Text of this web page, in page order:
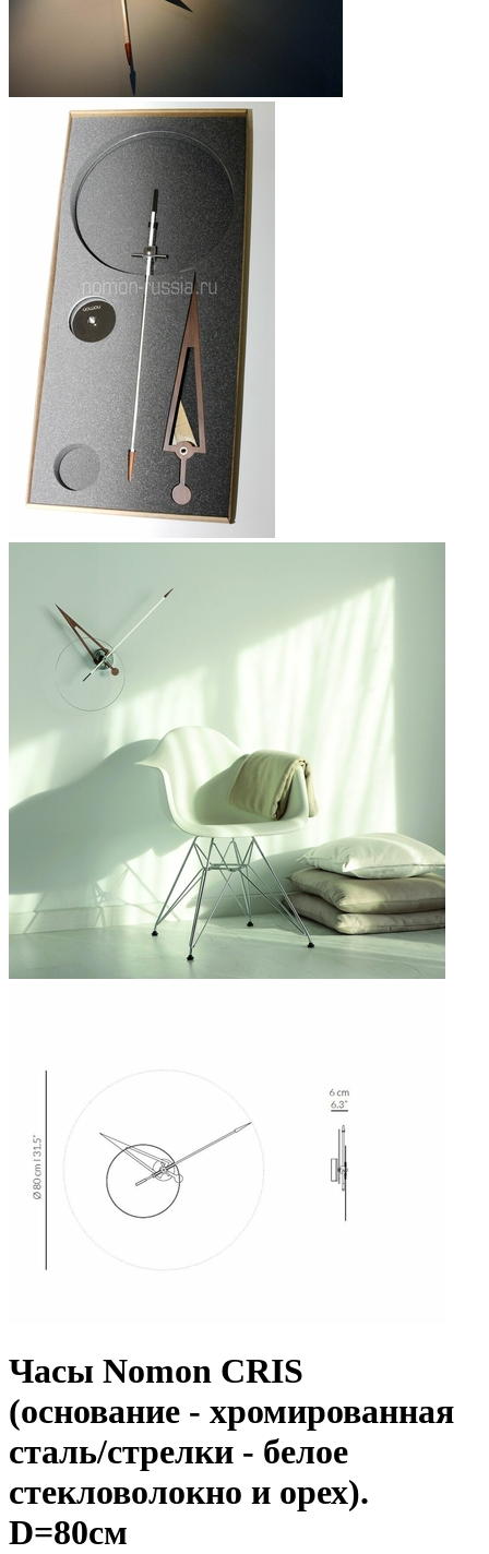
Часы Nomon CRIS
(основание - хромированная
сталь/стрелки - белое
стекловолокно и орех).
D=80см